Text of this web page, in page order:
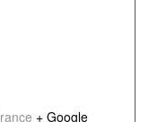
+ Google